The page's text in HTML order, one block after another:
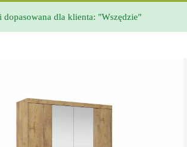
dopasowana dla klienta: "Wszędzie"